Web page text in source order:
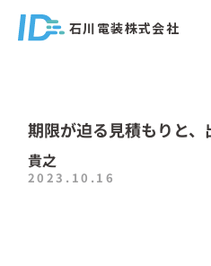
石川電装株式会社
期限が迫る見積もりと、
貴之
2023.10.16